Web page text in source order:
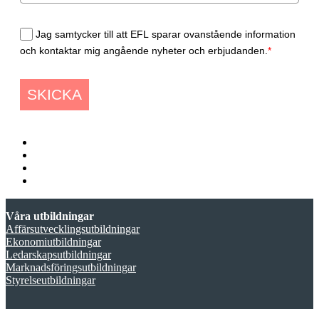
Jag samtycker till att EFL sparar ovanstående information
och kontaktar mig angående nyheter och erbjudanden. *
SKICKA
Våra utbildningar
Affärsutvecklingsutbildningar
Ekonomiutbildningar
Ledarskapsutbildningar
Marknadsföringsutbildningar
Styrelseutbildningar